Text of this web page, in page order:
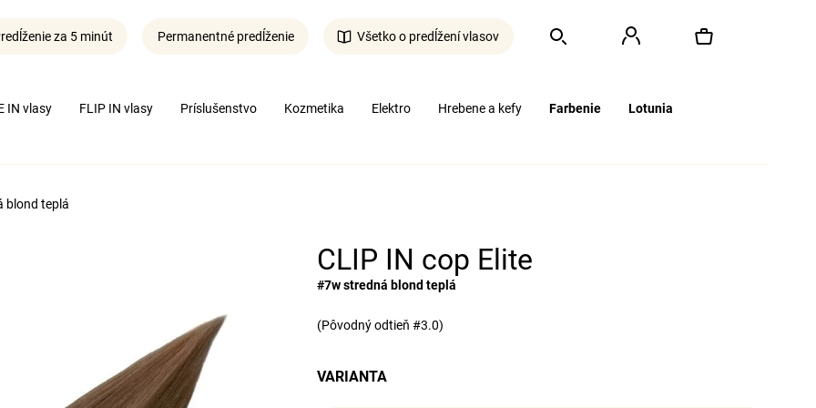
IN vlasy FLIP IN vlasy Príslušenstvo Kozmetika Elektro Hrebene a kefy Farbenie Lotunia
za 5 minút Permanentné predĺženie Všetko o predĺžení vlasov
Hľadať Prihlásenie
blond teplá
CLIP IN cop Elite
#7w stredná blond teplá
(Pôvodný odtieň #3.0)
VARIANTA
Čo potrebujete nájsť?